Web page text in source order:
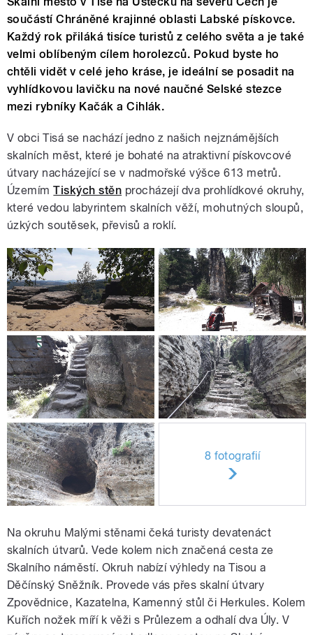
součástí Chráněné krajinné oblasti Labské pískovce.
Každý rok přiláká tisíce turistů z celého světa a je také
velmi oblíbeným cílem horolezců. Pokud byste ho
chtěli vidět v celé jeho kráse, je ideální se posadit na
vyhlídkovou lavičku na nové naučné Selské stezce
mezi rybníky Kačák a Cihlák.
V obci Tisá se nachází jedno z našich nejznámějších
skalních měst, které je bohaté na atraktivní pískovcové
útvary nacházející se v nadmořské výšce 613 metrů.
ÚzemímTiských stěn procházejí dva prohlídkové okruhy,
které vedou labyrintem skalních věží, mohutných sloupů,
úzkých soutěsek, převisů a roklí.
8 fotografií
Na okruhu Malými stěnami čeká turisty devatenáct
skalních útvarů. Vede kolem nich značená cesta ze
Skalního náměstí. Okruh nabízí výhledy na Tisou a
Děčínský Sněžník. Provede vás přes skalní útvary
Zpovědnice, Kazatelna, Kamenný stůl či Herkules. Kolem
Kuřích nožek míří k věži s Průlezem a odhalí dva Úly. V